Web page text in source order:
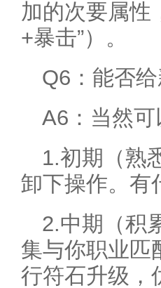
加的次要属性
+暴击”）。
Q6：能否
A6：当然
1.初期（熟
卸下操作。有
2.中期（积
集与你职业匹
行符石升级，